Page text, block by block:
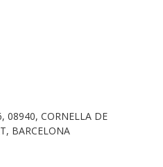
08940, CORNELLA DE
BARCELONA